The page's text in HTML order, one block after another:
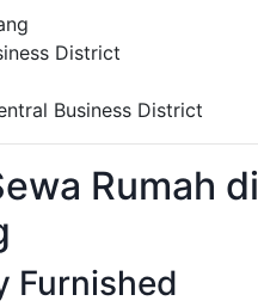
District
Business District
Rumah di
Furnished